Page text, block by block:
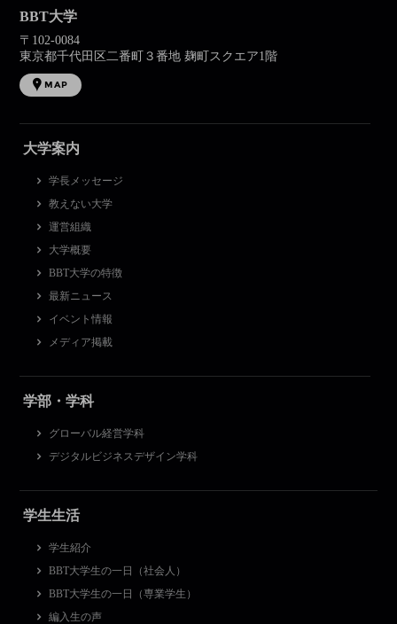
BBT大学
〒102-0084
東京都千代田区二番町３番地 麹町スクエア1階
MAP
大学案内
学長メッセージ
教えない大学
運営組織
大学概要
BBT大学の特徴
最新ニュース
イベント情報
メディア掲載
学部・学科
グローバル経営学科
デジタルビジネスデザイン学科
学生生活
学生紹介
BBT大学生の一日（社会人）
BBT大学生の一日（専業学生）
編入生の声